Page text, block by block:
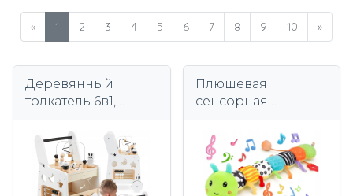
« 1 2 3 4 5 6 7 8 9 10 »
Деревянный
толкатель 6в1,
с функцией
образовательного
стола
Плюшевая
сенсорная
малышей с
музыкальным
антистрессовым
зеркалом